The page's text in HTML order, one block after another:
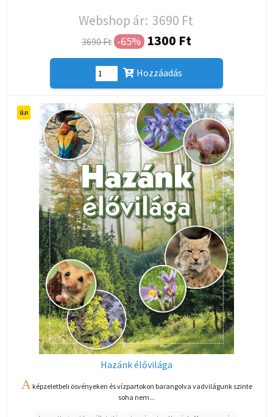
Webshop ár: 3690 Ft
3690 Ft -65% 1300 Ft
Hozzáadás
Hazánk élővilága
Aképzeletbeli ösvényeken és vízpartokon barangolva vadvilágunk szinte
soha nem...